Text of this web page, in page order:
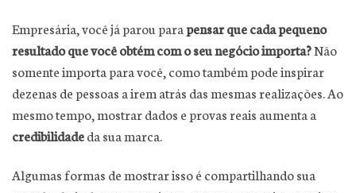
Empresária, você já parou parapensar que cada pequeno
resultado que você obtém com o seu negócio importa?Não
somente importa para você, como também pode inspirar
dezenas de pessoas a irem atrás das mesmas realizações. Ao
mesmo tempo, mostrar dados e provas reais aumenta a
credibilidadeda sua marca.
Algumas formas de mostrar isso é compartilhando sua